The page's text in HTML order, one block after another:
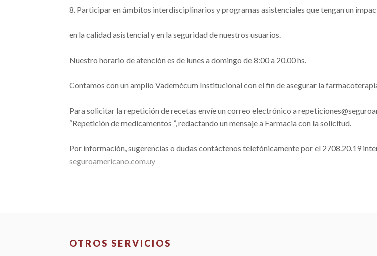
8. Participar en ámbitos interdisciplinarios y programas asistenciales que tengan un
en la calidad asistencial y en la seguridad de nuestros usuarios.
Nuestro horario de atención es de lunes a domingo de 8:00 a 20.00 hs.
Contamos con un amplio Vademécum Institucional con el fin de asegurar la
Para solicitar la repetición de recetas envíe un correo electrónico a
“Repetición de medicamentos ”, redactando un mensaje a Farmacia con la solicitud.
Por información, sugerencias o dudas contáctenos telefónicamente por el 2708.20.19
seguroamericano.com.uy
OTROS SERVICIOS